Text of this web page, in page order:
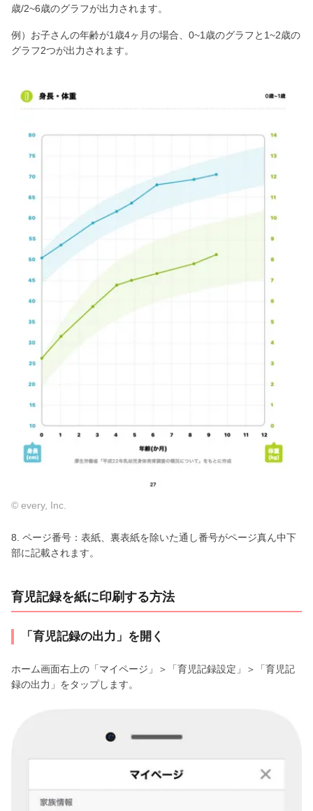
歳/2~6歳のグラフが出力されます。
例）お子さんの年齢が1歳4ヶ月の場合、0~1歳のグラフと1~2歳の
グラフ2つが出力されます。
© every, Inc.
8. ページ番号：表紙、裏表紙を除いた通し番号がページ真ん中下
部に記載されます。
育児記録を紙に印刷する方法
「育児記録の出力」を開く
ホーム画面右上の「マイページ」＞「育児記録設定」＞「育児記
録の出力」をタップします。